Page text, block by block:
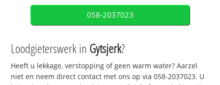
058-2037023
Loodgieterswerk in Gytsjerk?
Heeft u lekkage, verstopping of geen warm water? Aarzel
niet en neem direct contact met ons op via 058-2037023. U